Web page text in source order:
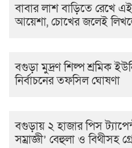
বাবার লাশ বাড়িতে রেখে
আয়েশা, চোখের জলেই
বগুড়া মুদ্রণ শিল্প শ্রমিক
নির্বাচনের তফসিল ঘোষণা
বগুড়ায় ২ হাজার পিস
সম্রাজ্ঞী’ বেহুলা ও বিথীসহ